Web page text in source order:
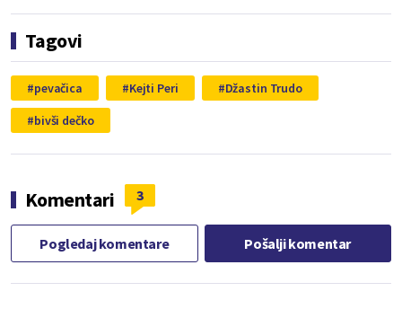
Tagovi
pevačica Kejti Peri
Džastin Trudo
bivši dečko
Komentari 3
Pogledaj komentare Pošalji komentar